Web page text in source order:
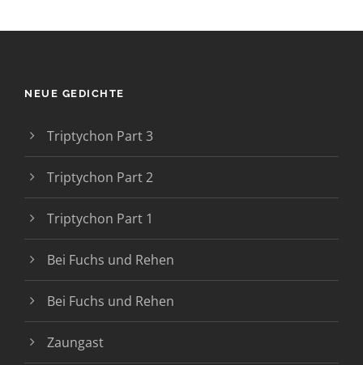
NEUE GEDICHTE
Triptychon Part 3
Triptychon Part 2
Triptychon Part 1
Bei Fuchs und Rehen
Bei Fuchs und Rehen
Zaungast